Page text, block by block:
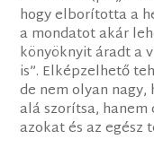
hogy elborította a
a mondatot akár
könyöknyit áradt a
is”. Elképzelhető
de nem olyan
alá szorítsa, hanem
azokat és az egész